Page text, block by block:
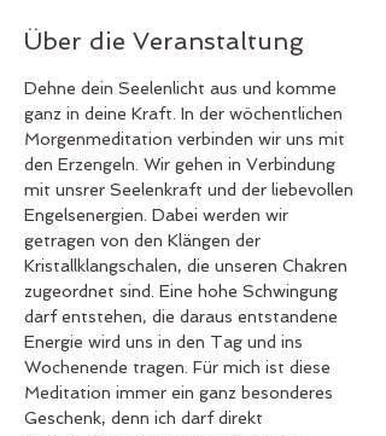
Über die Veranstaltung
Dehne dein Seelenlicht aus und komme
ganz in deine Kraft. In der wöchentlichen
Morgenmeditation verbinden wir uns mit
den Erzengeln. Wir gehen in Verbindung
mit unsrer Seelenkraft und der liebevollen
Engelsenergien. Dabei werden wir
getragen von den Klängen der
Kristallklangschalen, die unseren Chakren
zugeordnet sind. Eine hohe Schwingung
darf entstehen, die daraus entstandene
Energie wird uns in den Tag und ins
Wochenende tragen. Für mich ist diese
Meditation immer ein ganz besonderes
Geschenk, denn ich darf direkt